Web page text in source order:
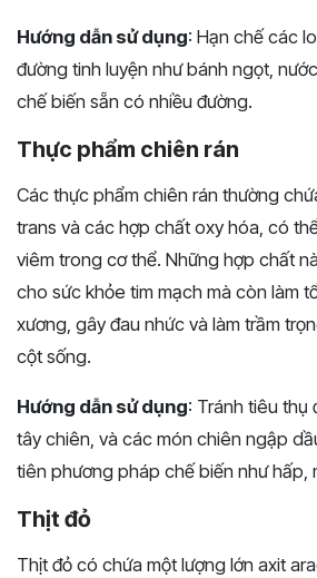
Hướng dẫn sử dụng: Hạn chế các
đường tinh luyện như bánh ngọt,
chế biến sẵn có nhiều đường.
Thực phẩm chiên rán
Các thực phẩm chiên rán thường
trans và các hợp chất oxy hóa, có
viêm trong cơ thể. Những hợp chất
cho sức khỏe tim mạch mà còn làm
xương, gây đau nhức và làm trầm
cột sống.
Hướng dẫn sử dụng: Tránh tiêu thụ
tây chiên, và các món chiên ngập
tiên phương pháp chế biến như hấp,
Thịt đỏ
Thịt đỏ có chứa một lượng lớn axit